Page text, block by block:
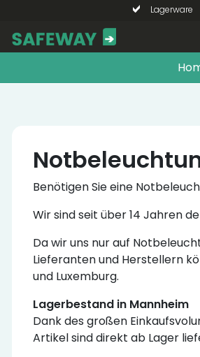
Lagerware
Benötigen Sie eine
Wir sind seit über 14 Jahren
Da wir uns nur auf
Lieferanten und Herstellern
und Luxemburg.
Lagerbestand in Mannheim
Dank des großen
Artikel sind direkt ab Lager